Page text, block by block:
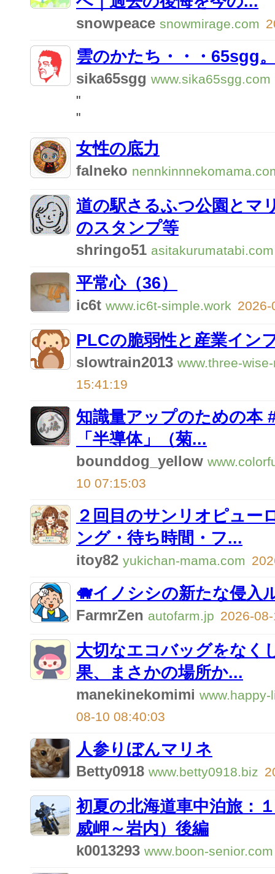
snowpeace snowmirage.com
雲のかたち・・・65sgg
sika65sgg www.sika65sgg.com
"
"
女性の底力
falneko
道の駅さるふつ公園とマ
のスタンプ等
shringo51 asitakurumatabi.com
平常心（36）
ic6t www.ic6t-simple.work 2026-
PLCの脆弱性と産業イン
slowtrain2013 www.three-
15:41:19
知識量アップのための本
「半導体」（菊...
bounddog_yellow
10 07:15:03
２回目のサンリオピュー
ング・待ち時間・フ...
itoy82 yukichan-mama.com
🐗イノシシの新たな侵入
FarmrZen autofarm.jp 2026-
大切なエコバッグをなく
果、まさかの場所か...
manekinekomimi
08-10 08:40:03
人参りぼんマリネ
Betty0918 www.betty0918.biz
初夏の北海道車中泊旅：
威岬～岩内）後編
k0013293 www.boon-senior.com